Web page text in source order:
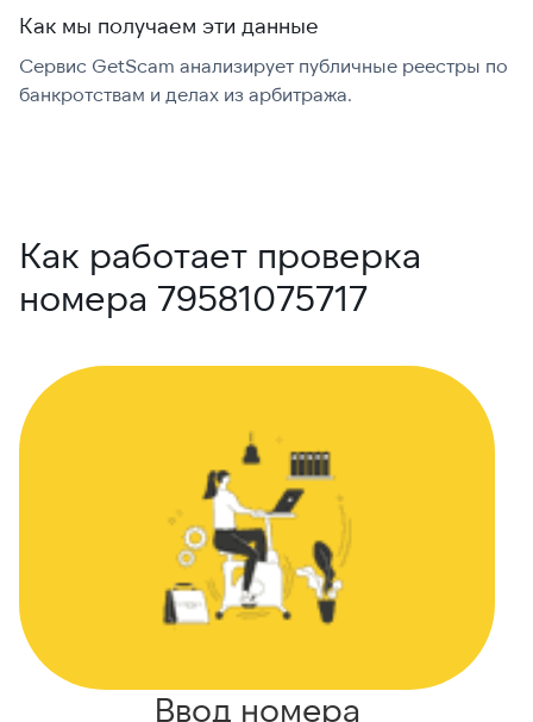
Как мы получаем эти данные
Сервис GetScam анализирует публичные реестры по
банкротствам и делах из арбитража.
Как работает проверка
номера 79581075717
Ввод номера